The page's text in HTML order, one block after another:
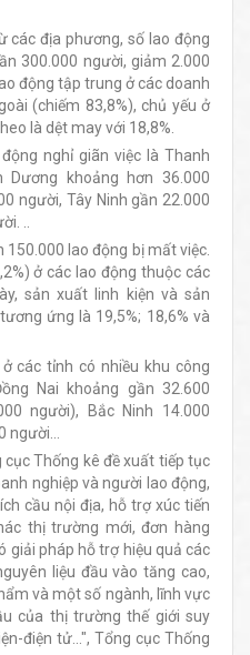
các địa phương, số lao động
300.000 người, giảm 2.000
động tập trung ở các doanh
(chiếm 83,8%), chủ yếu ở
là dệt may với 18,8%.
nghỉ giãn việc là Thanh
Dương khoảng hơn 36.000
người, Tây Ninh gần 22.000
..
150.000 lao động bị mất việc.
ở các lao động thuộc các
sản xuất linh kiện và sản
ứng là 19,5%; 18,6% và
các tỉnh có nhiều khu công
Nai khoảng gần 32.600
người), Bắc Ninh 14.000
người…
Thống kê đề xuất tiếp tục
nghiệp và người lao động,
cầu nội địa, hỗ trợ xúc tiến
thị trường mới, đơn hàng
giải pháp hỗ trợ hiệu quả các
liệu đầu vào tăng cao,
và một số ngành, lĩnh vực
của thị trường thế giới suy
điện tử...", Tổng cục Thống